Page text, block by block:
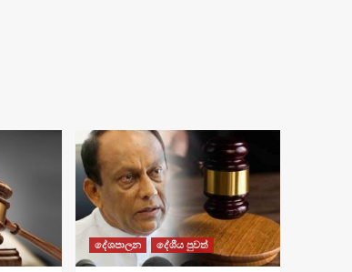
දේශපාලන දේශීය පුවත්